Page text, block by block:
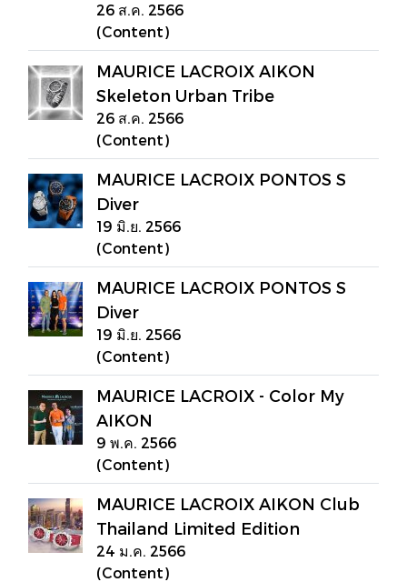
26 ส.ค. 2566
(Content)
MAURICE LACROIX AIKON
Skeleton Urban Tribe
26 ส.ค. 2566
(Content)
MAURICE LACROIX PONTOS S
Diver
19 มิ.ย. 2566
(Content)
MAURICE LACROIX PONTOS S
Diver
19 มิ.ย. 2566
(Content)
MAURICE LACROIX - Color My
AIKON
9 พ.ค. 2566
(Content)
MAURICE LACROIX AIKON Club
Thailand Limited Edition
24 ม.ค. 2566
(Content)